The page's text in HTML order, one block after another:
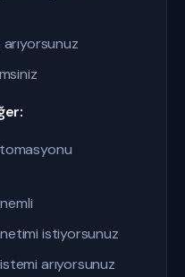
istiyorsunuz
arıyorsunuz